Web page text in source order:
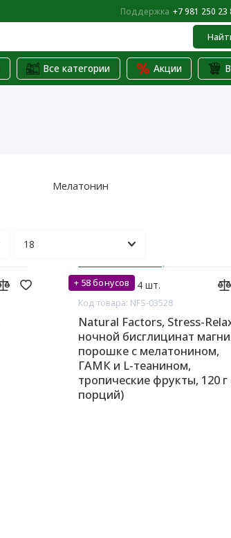
Поддержка +7 981 250 23
Все категории Акции
Мелатонин
+ 58 бонусов
На складе: 4 шт.
Код товара: NFS-03528
Natural Factors, Stress-
ночной бисглицинат
порошке с мелатонином,
ГАМК и L-теанином,
тропические фрукты, 120 г
порций)